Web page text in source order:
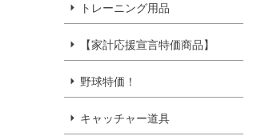
トレーニング用品
【家計応援宣言特価商品】
野球特価！
キャッチャー道具